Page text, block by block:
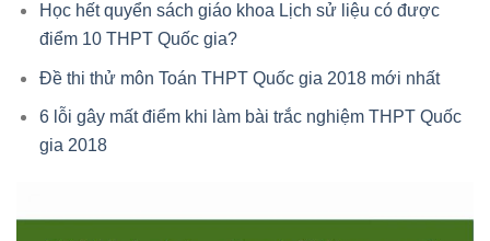
Học hết quyển sách giáo khoa Lịch sử liệu có được
điểm 10 THPT Quốc gia?
Đề thi thử môn Toán THPT Quốc gia 2018 mới nhất
6 lỗi gây mất điểm khi làm bài trắc nghiệm THPT Quốc
gia 2018